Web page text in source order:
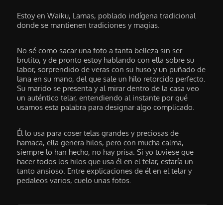
Estoy en Waiku, Lamas, poblado indígena tradicional
donde se mantienen tradiciones y magias.
No sé como sacar una foto a tanta belleza sin ser
brutito, y de pronto estoy hablando con ella sobre su
labor, sorprendido de veras con su huso y un puñado de
lana en su mano, del que sale un hilo retorcido perfecto.
Su marido se presenta y al mirar dentro de la casa veo
un auténtico telar, entendiendo al instante por qué
usamos esta palabra para designar algo complicado.
Él lo usa para coser telas grandes y preciosas de
hamaca, ella genera hilos, pero con mucha calma,
siempre lo han hecho, no hay prisa. Si yo tuviese que
hacer todos los hilos que usa él en el telar, estaría un
tanto ansioso. Entre explicaciones de él en el telar y
pedaleos varios, cuelo unas fotos.